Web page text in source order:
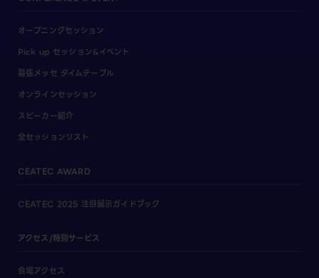
オープニングセッション
Pick up セッション&イベント
幕張メッセ タイムテーブル
オンラインセッション
スピーカー紹介
全セッションリスト
CEATEC AWARD
CEATEC 2025 注目展示ガイドブック
アクセス/特別サービス
会場アクセス